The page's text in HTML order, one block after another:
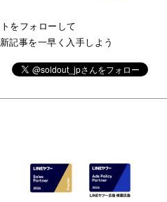
をフォローして
記事を一早く入手しよう